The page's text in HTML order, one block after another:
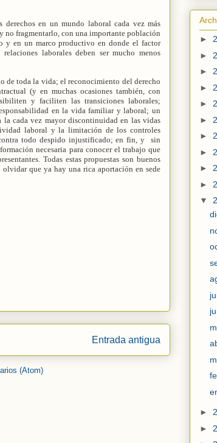
en un mundo laboral cada vez más
no fragmentarlo, con una importante población
y en un marco productivo en donde el factor
laborales deben ser mucho menos
de toda la vida; el reconocimiento del derecho
(y en muchas ocasiones también, con
y faciliten las transiciones laborales;
en la vida familiar y laboral; un
cada vez mayor discontinuidad en las vidas
laboral y la limitación de los controles
todo despido injustificado; en fin, y
sin
necesaria para conocer el trabajo que
Todas estas propuestas son buenos
que ya hay una rica aportación en sede
Entrada antigua
(Atom)
►
►
►
►
►
►
►
►
►
►
▼
►
►